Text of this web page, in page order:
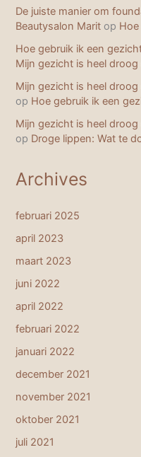
De juiste manier om
Beautysalon Marit op
Hoe gebruik ik een
Mijn gezicht is heel droog
Mijn gezicht is heel
op Hoe gebruik ik een
Mijn gezicht is heel
op Droge lippen: Wat te
Archives
februari 2025
april 2023
maart 2023
juni 2022
april 2022
februari 2022
januari 2022
december 2021
november 2021
oktober 2021
juli 2021